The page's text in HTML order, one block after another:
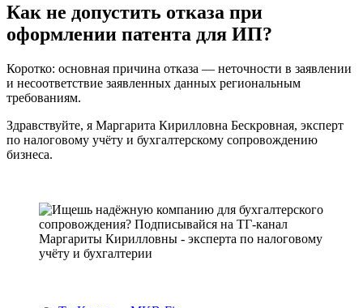
Как не допустить отказа при
оформлении патента для ИП?
Коротко: основная причина отказа — неточности в заявлении
и несоответствие заявленных данных региональным
требованиям.
Здравствуйте, я Маргарита Кирилловна Бескровная, эксперт
по налоговому учёту и бухгалтерскому сопровождению
бизнеса.